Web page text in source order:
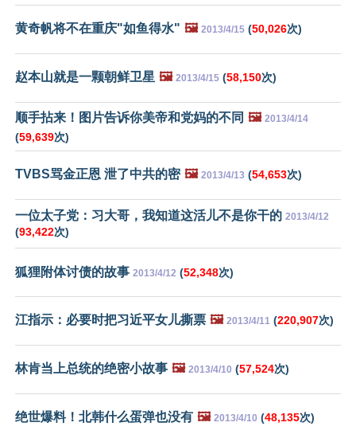
黄奇帆将不在重庆"如鱼得水" 🖼️ 2013/4/15 (50,026次)
赵本山就是一颗朝鲜卫星 🖼️ 2013/4/15 (58,150次)
顺手拈来！图片告诉你美帝和党妈的不同 🖼️ 2013/4/14
(59,639次)
TVBS骂金正恩 泄了中共的密 🖼️ 2013/4/13 (54,653次)
一位太子党：习大哥，我知道这活儿不是你干的 2013/4/12
(93,422次)
狐狸附体讨债的故事 2013/4/12 (52,348次)
江指示：必要时把习近平女儿撕票 🖼️ 2013/4/11 (220,907次)
林肯当上总统的绝密小故事 🖼️ 2013/4/10 (57,524次)
绝世爆料！北韩什么蛋弹也没有 🖼️ 2013/4/10 (48,135次)